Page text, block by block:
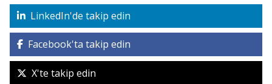
LinkedIn'de takip edin
Facebook'ta takip edin
X'te takip edin